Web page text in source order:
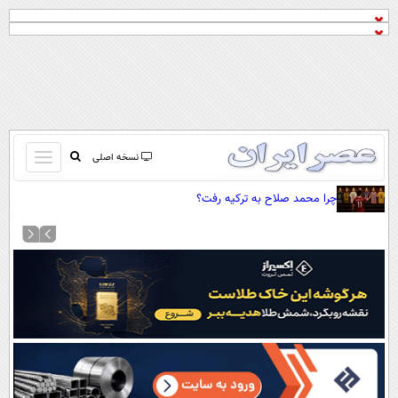
نسخه اصلی
باز
و
کردن
منو
صفحه اول
نظرسنجی
آب و هوا
سواد زندگی
چرا محمد صلاح به ترکیه رفت؟